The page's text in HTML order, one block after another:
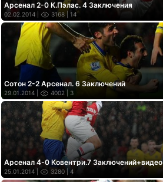
Арсенал 2-0 К.Пэлас. 4 Заключения
02.02.2014 | 3168 | 14
Сотон 2-2 Арсенал. 6 Заключений
29.01.2014 | 4002 | 3
Арсенал 4-0 Ковентри.7 Заключений+видео
25.01.2014 | 3280 | 4